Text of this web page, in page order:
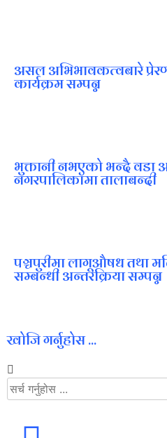
असल अभिभावकत्वबारे
कार्यक्रम सम्पन्न
भुक्तानी नभएको भन्दै वडा
नगरपालिकामा तालाबन्दी
पञ्चपुरीमा लागूऔषध तथा
सम्बन्धी अन्तरक्रिया सम्पन्न
खोजि गर्नुहोस ...